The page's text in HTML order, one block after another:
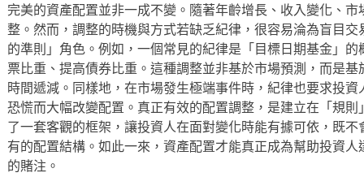
完美的資產配置並非一成不變。隨著年齡增長、收入變化、
整。然而，調整的時機與方式若缺乏紀律，很容易淪為盲目
的準則」角色。例如，一個常見的紀律是「目標日期基金」
票比重、提高債券比重。這種調整並非基於市場預測，而是
時間遞減。同樣地，在市場發生極端事件時，紀律也要求投
恐慌而大幅改變配置。真正有效的配置調整，是建立在「規
了一套客觀的框架，讓投資人在面對變化時能有據可依，既
有的配置結構。如此一來，資產配置才能真正成為幫助投資
的賭注。